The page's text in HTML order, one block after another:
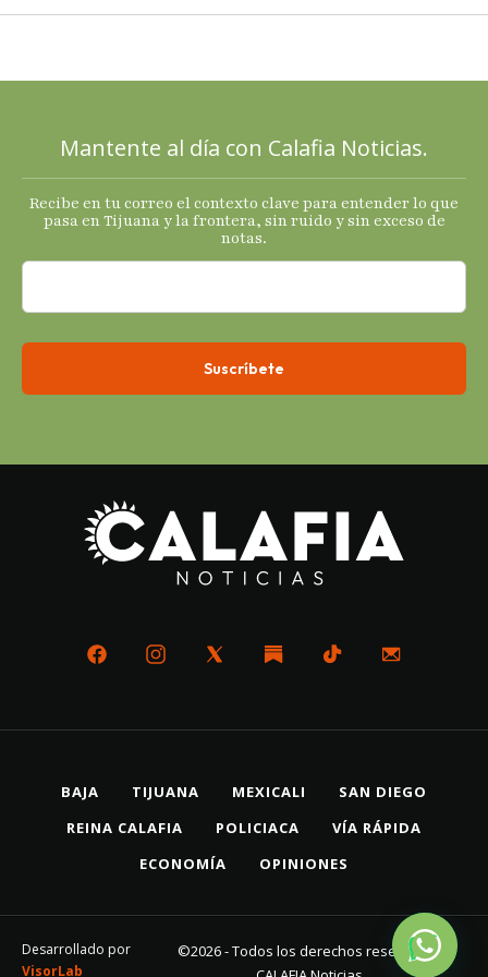
2025 con
termómetro
s
económicos.
Mantente al día con Calafia Noticias.
Recibe en tu correo el contexto clave para entender lo que
pasa en Tijuana y la frontera, sin ruido y sin exceso de
notas.
BAJA TIJUANA MEXICALI
SAN DIEGO
REINA CALAFIA
POLICIACA
VÍA RÁPIDA
ECONOMÍA
OPINIONES
Desarrollado por
VisorLab
©2026 - Todos los derechos reservados